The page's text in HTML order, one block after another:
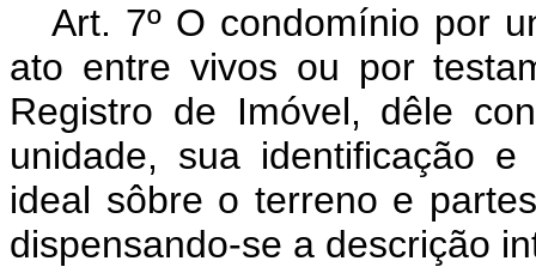
Art. 7º O condomínio por
ato entre vivos ou por
Registro de Imóvel, dêle
unidade, sua identificação
ideal sôbre o terreno e
dispensando-se a descrição